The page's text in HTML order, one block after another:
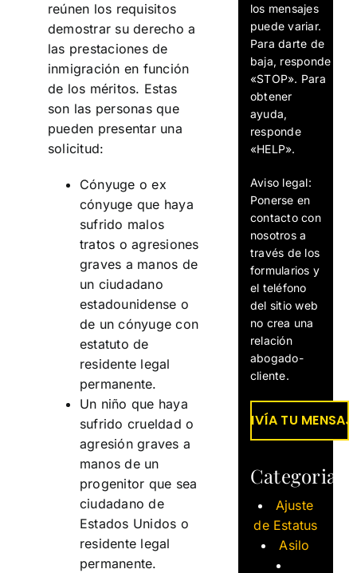
reúnen los requisitos
demostrar su derecho a
las prestaciones de
inmigración en función
de los méritos. Estas
son las personas que
pueden presentar una
solicitud:
Cónyuge o ex
cónyuge que haya
sufrido malos
tratos o agresiones
graves a manos de
un ciudadano
estadounidense o
de un cónyuge con
estatuto de
residente legal
permanente.
Un niño que haya
sufrido crueldad o
agresión graves a
manos de un
progenitor que sea
ciudadano de
Estados Unidos o
residente legal
permanente.
los mensajes
puede variar.
Para darte de
baja, responde
«STOP». Para
obtener
ayuda,
responde
«HELP».
Aviso legal:
Ponerse en
contacto con
nosotros a
través de los
formularios y
el teléfono
del sitio web
no crea una
relación
abogado-
cliente.
Categorias
Ajuste
de Estatus
Asilo